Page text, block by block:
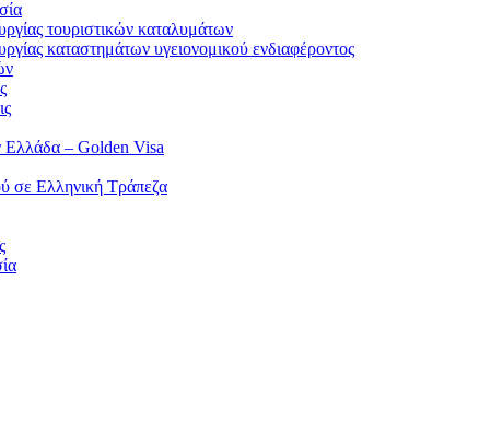
τουριστικών καταλυμάτων
καταστημάτων υγειονομικού ενδιαφέροντος
Ελλάδα – Golden Visa
σε Ελληνική Τράπεζα